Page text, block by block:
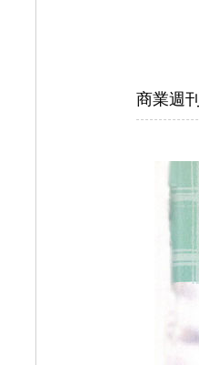
商業週